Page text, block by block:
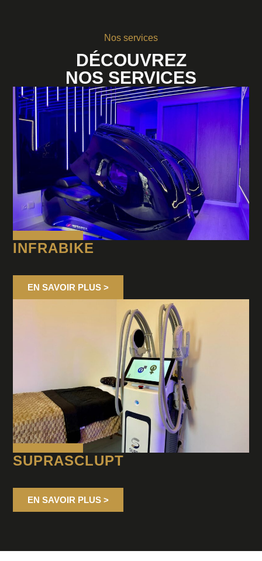
Nos services
DÉCOUVREZ
NOS SERVICES
INFRABIKE
EN SAVOIR PLUS >
SUPRASCLUPT
EN SAVOIR PLUS >